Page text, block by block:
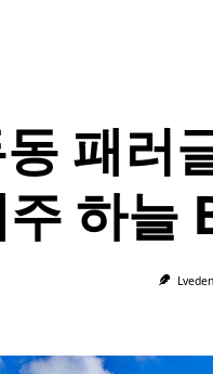
패러
하늘
Lveden